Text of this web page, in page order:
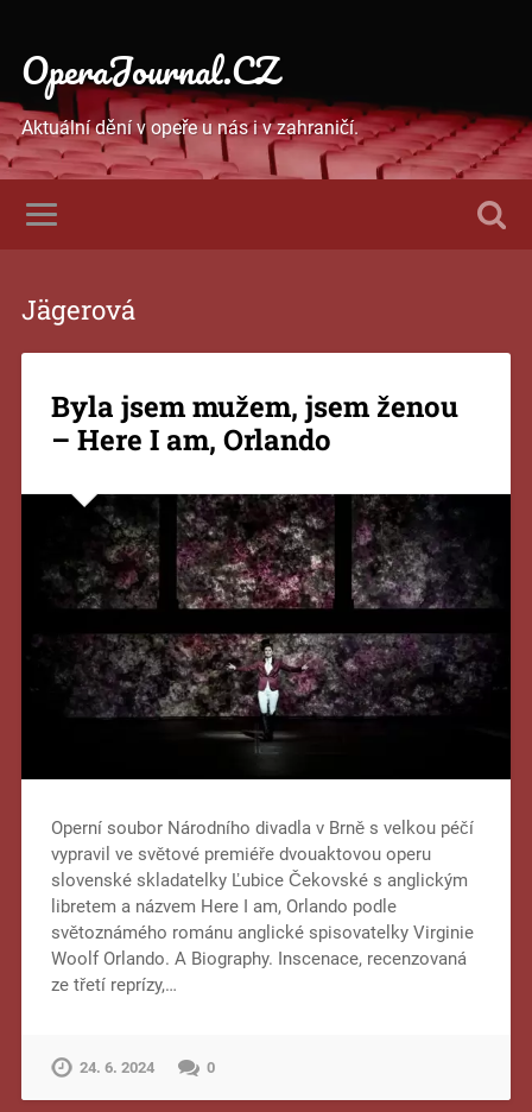
OperaJournal.CZ
Aktuální dění v opeře u nás i v zahraničí.
Jägerová
Byla jsem mužem, jsem ženou
– Here I am, Orlando
Operní soubor Národního divadla v Brně s velkou péčí
vypravil ve světové premiéře dvouaktovou operu
slovenské skladatelky Ľubice Čekovské s anglickým
libretem a názvem Here I am, Orlando podle
světoznámého románu anglické spisovatelky Virginie
Woolf Orlando. A Biography. Inscenace, recenzovaná
ze třetí reprízy,…
24. 6. 2024 0